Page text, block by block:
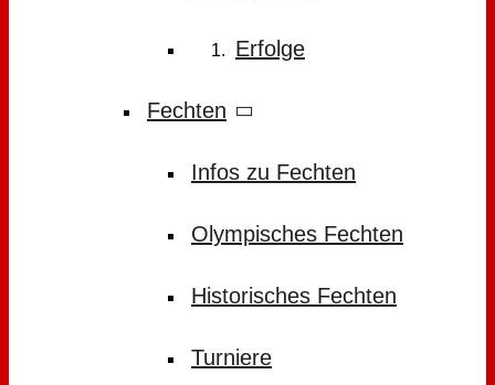
Erfolge
Fechten
Infos zu Fechten
Olympisches Fechten
Historisches Fechten
Turniere